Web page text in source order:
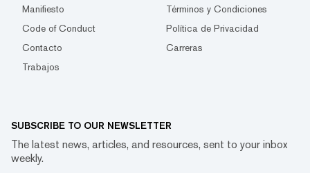
Manifiesto
Términos y Condiciones
Code of Conduct
Política de Privacidad
Contacto
Carreras
Trabajos
SUBSCRIBE TO OUR NEWSLETTER
The latest news, articles, and resources, sent to your inbox
weekly.